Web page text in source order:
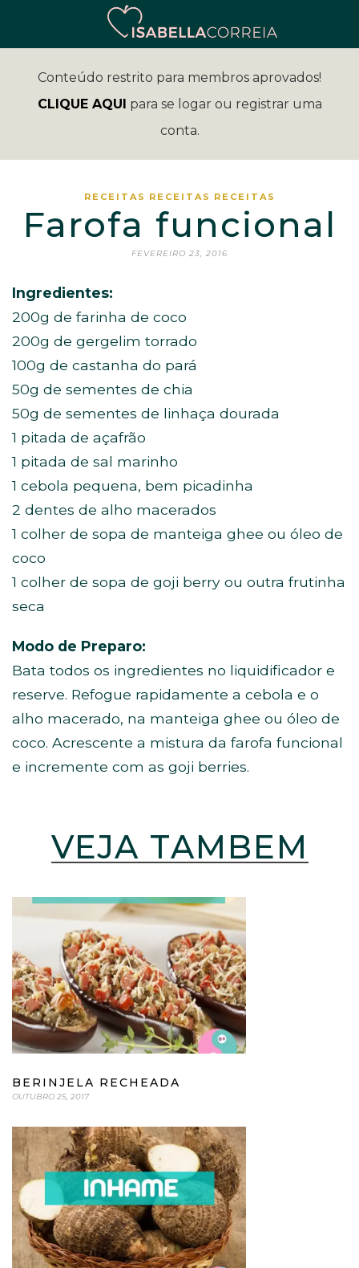
Conteúdo restrito para membros aprovados!
CLIQUE AQUI para se logar ou registrar uma
conta.
RECEITAS RECEITAS RECEITAS
Farofa funcional
FEVEREIRO 23, 2016
Ingredientes:
200g de farinha de coco
200g de gergelim torrado
100g de castanha do pará
50g de sementes de chia
50g de sementes de linhaça dourada
1 pitada de açafrão
1 pitada de sal marinho
1 cebola pequena, bem picadinha
2 dentes de alho macerados
1 colher de sopa de manteiga ghee ou óleo de
coco
1 colher de sopa de goji berry ou outra frutinha
seca
Modo de Preparo:
Bata todos os ingredientes no liquidificador e
reserve. Refogue rapidamente a cebola e o
alho macerado, na manteiga ghee ou óleo de
coco. Acrescente a mistura da farofa funcional
e incremente com as goji berries.
VEJA TAMBÉM
BERINJELA RECHEADA
OUTUBRO 25, 2017